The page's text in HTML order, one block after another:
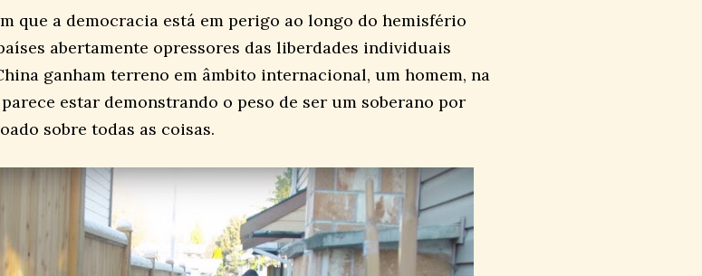
que a democracia está em perigo ao longo do hemisfério
abertamente opressores das liberdades individuais
ganham terreno em âmbito internacional, um homem, na
estar demonstrando o peso de ser um soberano por
sobre todas as coisas.